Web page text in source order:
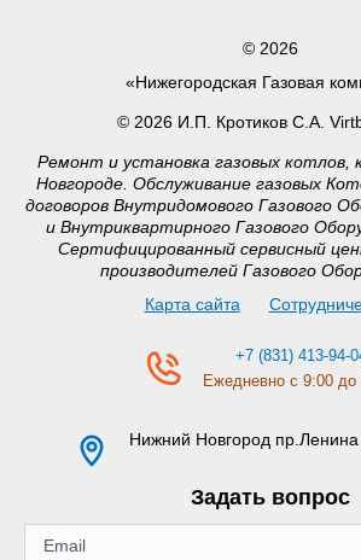
© 2026
«Нижегородская Газовая
© 2026 И.П. Кротиков С.А.
Ремонт и установка газовых котлов,
Новгороде. Обслуживание газовых
договоров Внутридомового Газового
и Внутриквартирного Газового
Сертифицированный сервисный
производителей Газового
Карта сайта
+7 (831) 413-94-
Ежедневно с 9:00 до
Нижний Новгород
Задать вопрос